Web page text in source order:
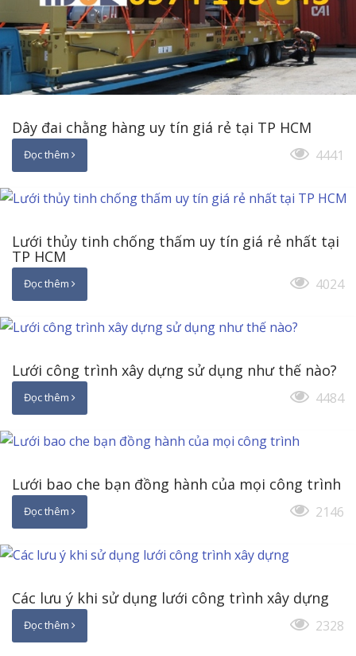
Dây đai chằng hàng uy tín giá rẻ tại TP HCM
Đọc thêm 4441
Lưới thủy tinh chống thấm uy tín giá rẻ nhất tại
TP HCM
Đọc thêm 4024
Lưới công trình xây dựng sử dụng như thế nào?
Đọc thêm 4484
Lưới bao che bạn đồng hành của mọi công trình
Đọc thêm 2146
Các lưu ý khi sử dụng lưới công trình xây dựng
Đọc thêm 2328